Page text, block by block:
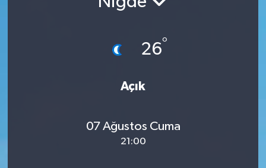
26°
Açık
07 Ağustos Cuma
21:00